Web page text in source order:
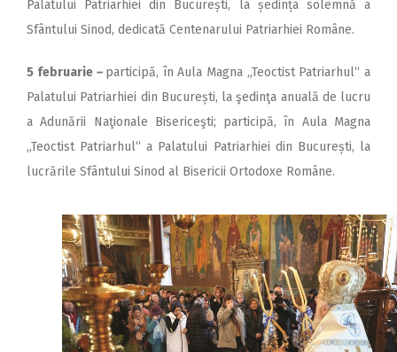
Palatului Patriarhiei din București, la ședința solemnă a
Sfântului Sinod, dedicată Centenarului Patriarhiei Române.
5 februarie – participă, în Aula Magna „Teoctist Patriarhul“ a
Palatului Patriarhiei din București, la şedinţa anuală de lucru
a Adunării Naţionale Bisericeşti; participă, în Aula Magna
„Teoctist Patriarhul“ a Palatului Patriarhiei din București, la
lucrările Sfântului Sinod al Bisericii Ortodoxe Române.